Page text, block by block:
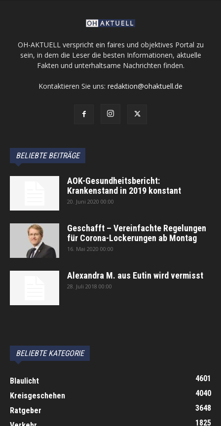
OH-AKTUELL verspricht ein faires und objektives Portal zu
sein, in dem die Leser die besten Informationen, aktuelle
Fakten und unterhaltsame Nachrichten finden.
Kontaktieren Sie uns: redaktion@ohaktuell.de
BELIEBTE BEITRÄGE
AOK-Gesundheitsbericht:
Krankenstand in 2019 konstant
20. Juni 2020 00:00
Geschafft – Vereinfachte Regelungen
für Corona-Lockerungen ab Montag
16. Mai 2020 00:00
Alexandra M. aus Eutin wird vermisst
28. Juli 2018 00:00
BELIEBTE KATEGORIE
Blaulicht
4601
Kreisgeschehen
4040
Ratgeber
3648
1825